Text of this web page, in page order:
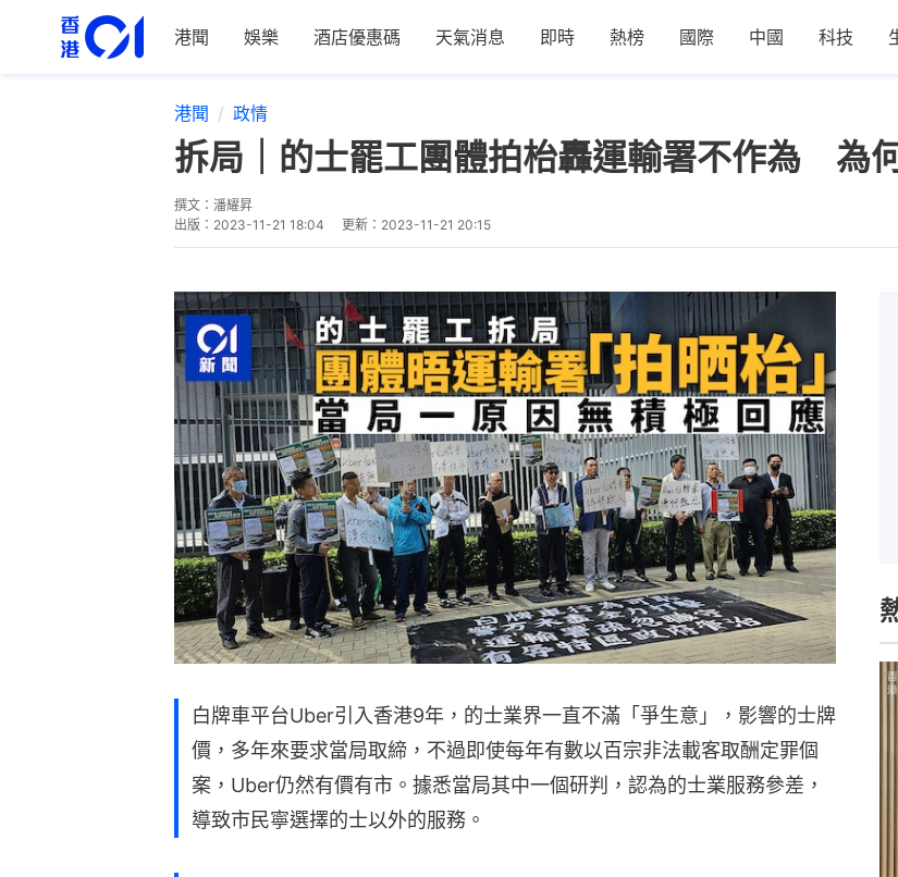
港聞 娛樂 酒店優惠碼 天氣消息 即時 熱榜 國際 中國 科技
港聞 政情
拆局｜的士罷工團體拍枱轟運輸署不作為 為
撰文： 潘耀昇
出版： 2023-11-21 18:04 更新： 2023-11-21 20:15
白牌車平台Uber引入香港9年，的士業界一直不滿「爭生意」，影響的士牌
價，多年來要求當局取締，不過即使每年有數以百宗非法載客取酬定罪個
案，Uber仍然有價有市。據悉當局其中一個研判，認為的士業服務參差，
導致市民寧選擇的士以外的服務。